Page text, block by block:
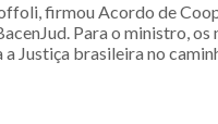
firmou Acordo de
Para o ministro, os
Justiça brasileira no